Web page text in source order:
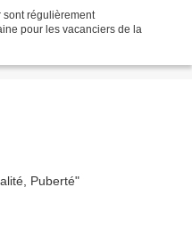
sont régulièrement
pour les vacanciers de la